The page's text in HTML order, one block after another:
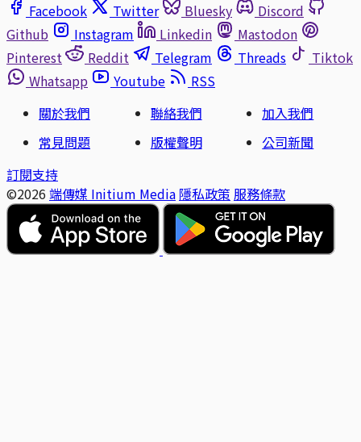
Facebook
Twitter Bluesky
Discord
Github
Instagram Linkedin
Mastodon
Pinterest
Reddit Telegram Threads
Tiktok
Whatsapp
Youtube
RSS
關於我們
聯絡我們
加入我們
常見問題
版權聲明
公司新聞
訂閱支持
©2026 端傳媒 Initium Media 隱私政策 服務條款